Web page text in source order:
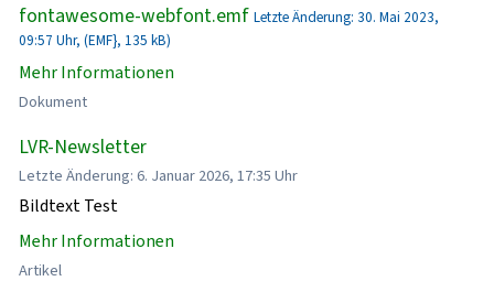
fontawesome-webfont.emf Letzte Änderung: 30. Mai 2023,
09:57 Uhr, (EMF}, 135 kB)
Mehr Informationen
Dokument
LVR-Newsletter
Letzte Änderung: 6. Januar 2026, 17:35 Uhr
Bildtext Test
Mehr Informationen
Artikel